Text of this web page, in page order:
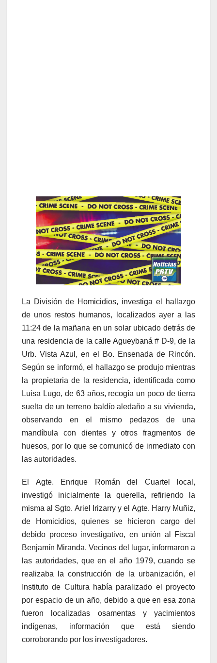
La División de Homicidios, investiga el hallazgo
de unos restos humanos, localizados ayer a las
11:24 de la mañana en un solar ubicado detrás de
una residencia de la calle Agueybaná # D-9, de la
Urb. Vista Azul, en el Bo. Ensenada de Rincón.
Según se informó, el hallazgo se produjo mientras
la propietaria de la residencia, identificada como
Luisa Lugo, de 63 años, recogía un poco de tierra
suelta de un terreno baldío aledaño a su vivienda,
observando en el mismo pedazos de una
mandíbula con dientes y otros fragmentos de
huesos, por lo que se comunicó de inmediato con
las autoridades.
El Agte. Enrique Román del Cuartel local,
investigó inicialmente la querella, refiriendo la
misma al Sgto. Ariel Irizarry y el Agte. Harry Muñiz,
de Homicidios, quienes se hicieron cargo del
debido proceso investigativo, en unión al Fiscal
Benjamín Miranda. Vecinos del lugar, informaron a
las autoridades, que en el año 1979, cuando se
realizaba la construcción de la urbanización, el
Instituto de Cultura había paralizado el proyecto
por espacio de un año, debido a que en esa zona
fueron localizadas osamentas y yacimientos
indígenas, información que está siendo
corroborando por los investigadores.